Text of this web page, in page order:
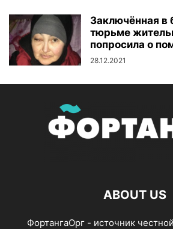
Заключённая в
тюрьме
попросила о
28.12.2021
ABOUT US
ФортангаОрг - источник